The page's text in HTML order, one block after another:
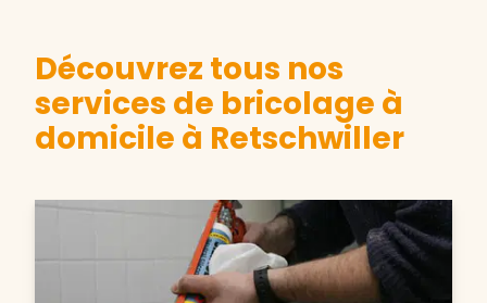
Découvrez tous nos
services de bricolage à
domicile à Retschwiller